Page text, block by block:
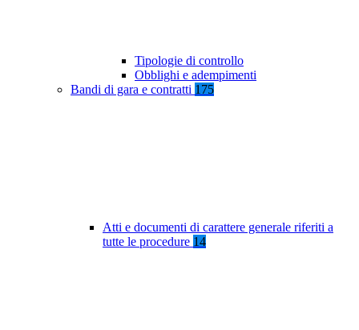
Tipologie di controllo
Obblighi e adempimenti
Bandi di gara e contratti 175
Atti e documenti di carattere generale riferiti a
tutte le procedure 14